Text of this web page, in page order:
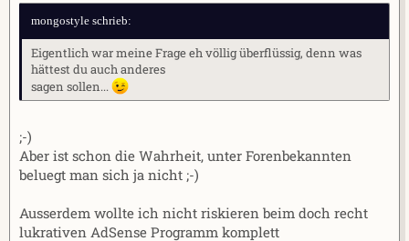
mongostyle schrieb:
Eigentlich war meine Frage eh völlig überflüssig, denn was
hättest du auch anderes
sagen sollen...
;-)
Aber ist schon die Wahrheit, unter Forenbekannten
beluegt man sich ja nicht ;-)
Ausserdem wollte ich nicht riskieren beim doch recht
lukrativen AdSense Programm komplett